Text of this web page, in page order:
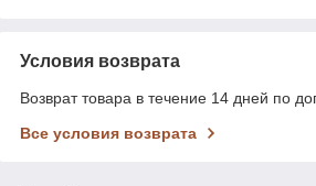
Условия возврата
Возврат товара в течение 14 дней по
Все условия возврата